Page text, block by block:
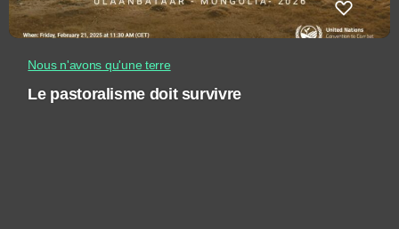
Nous n'avons qu'une terre
Le pastoralisme doit survivre